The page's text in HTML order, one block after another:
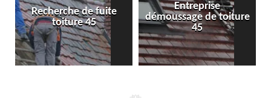
fuite
Entreprise
démoussage de toiture
45
Isolation toiture 45